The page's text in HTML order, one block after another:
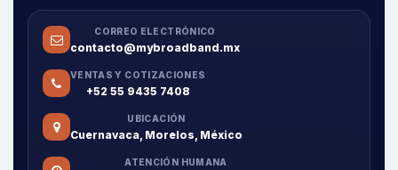
CORREO ELECTRÓNICO
contacto@mybroadband.mx
VENTAS Y COTIZACIONES
+52 55 9435 7408
UBICACIÓN
Cuernavaca, Morelos, México
ATENCIÓN HUMANA